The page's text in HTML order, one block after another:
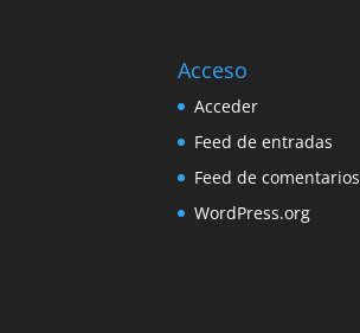
Acceso
Acceder
Feed de entradas
Feed de comentarios
WordPress.org